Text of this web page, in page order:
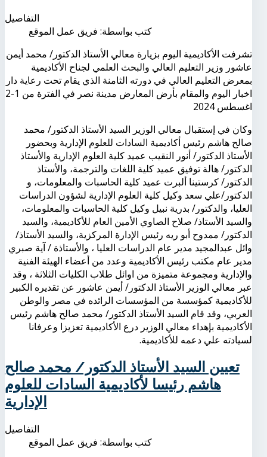
التفاصيل
كتب بواسطة: فريق عمل الموقع
تشرفت الأكاديمية اليوم بزيارة معالي الأستاذ الدكتور/ محمد أيمن
عاشور وزير التعليم العالي والبحث العلمي لجناح الأكاديمية
بمعرض التعليم العالي في دورته الثامنة الذي يقام تحت رعاية دار
اخبار اليوم والمقام بأرض المعارض مدينة نصر في الفترة من 1-2
اغسطس 2024
وكان في إستقبال معالي الوزير السيد الأستاذ الدكتور/ محمد
صالح هاشم رئيس أكاديمية السادات للعلوم الإدارية وبحضور
الأستاذ الدكتور/ أنور النقيب عميد كلية العلوم الإدارية والأستاذ
الدكتور/ هالة توفيق عميد كلية اللغات والترجمة، والأستاذ
الدكتور/ كرستينا ألبرت عميد كلية الحاسبات والمعلومات، و
الدكتور/علي سعد وكيل كلية العلوم الإدارية لشؤون الدراسات
العليا، والدكتور/ بدرية نبيل وكيل كلية الحاسبات والمعلومات،
والسيد الأستاذ/ صلاح الصاوي الأمين العام للأكاديمية، والسيد
الدكتور/ ممدوح أبو ريه رئيس الإدارة المركزية، والسيد الأستاذ/
وائل عبدالمجيد مدير عام الدراسات العليا ، والأستاذة / آية صبري
مدير عام مكتب رئيس الأكاديمية وعدد من أعضاء الهيئة الفنية
والإدارية ومجموعة متميزة من اوائل طلاب الكليات الثلاثة ، وقد
عبر معالي الوزير الأستاذ الدكتور/ أيمن عاشور عن تقديره الكبير
للأكاديمية كمؤسسة من المؤسسات الرائده في مصر والوطن
العربي، وقد قام السيد الأستاذ الدكتور/ محمد صالح هاشم رئيس
الأكاديمية بإهداء معالي الوزير درع الأكاديمية تعزيزا وعرفانا
لسيادته علي دعمه للأكاديمية.
تعيين السيد الأستاذ الدكتور/ محمد صالح
هاشم رئيسا لأكاديمية السادات للعلوم
الإدارية
التفاصيل
كتب بواسطة: فريق عمل الموقع